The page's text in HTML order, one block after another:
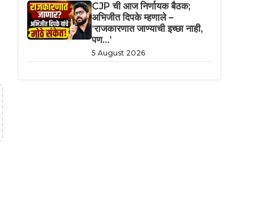
CJP ची आज निर्णायक बैठक;
अभिजीत दिपके म्हणाले –
‘राजकारणात जाण्याची इच्छा नाही,
पण…’
5 August 2026